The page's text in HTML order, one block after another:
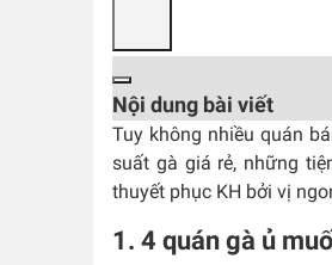
Nội dung bài viết
Tuy không nhiều quán
suất gà giá rẻ, những
thuyết phục KH bởi vị
1. 4 quán gà ủ